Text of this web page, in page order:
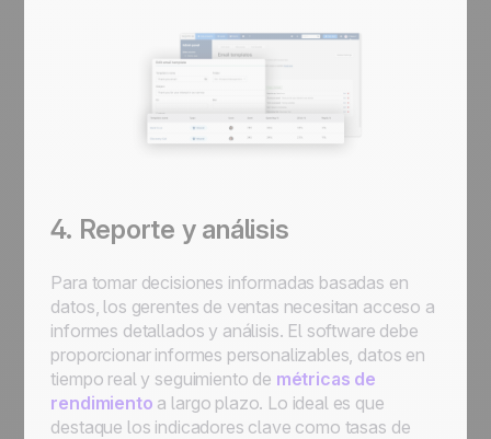
4. Reporte y análisis
Para tomar decisiones informadas basadas en
datos, los gerentes de ventas necesitan acceso a
informes detallados y análisis. El software debe
proporcionar informes personalizables, datos en
tiempo real y seguimiento de métricas de
rendimiento a largo plazo. Lo ideal es que
destaque los indicadores clave como tasas de